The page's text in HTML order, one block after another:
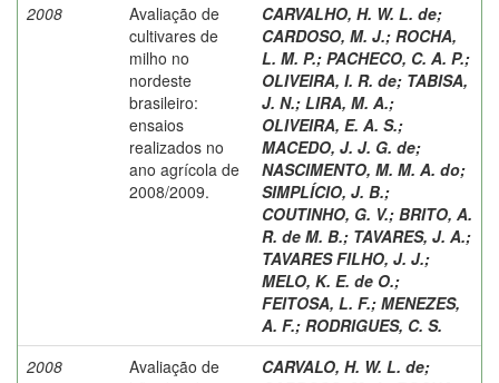
2008
Avaliação de
cultivares de
milho no
nordeste
brasileiro:
ensaios
realizados no
ano agrícola de
2008/2009.
CARVALHO, H. W. L. de;
CARDOSO, M. J.; ROCHA,
L. M. P.; PACHECO, C. A. P.;
OLIVEIRA, I. R. de; TABISA,
J. N.; LIRA, M. A.;
OLIVEIRA, E. A. S.;
MACEDO, J. J. G. de;
NASCIMENTO, M. M. A. do;
SIMPLÍCIO, J. B.;
COUTINHO, G. V.; BRITO, A.
R. de M. B.; TAVARES, J. A.;
TAVARES FILHO, J. J.;
MELO, K. E. de O.;
FEITOSA, L. F.; MENEZES,
A. F.; RODRIGUES, C. S.
2008
Avaliação de
CARVALO, H. W. L. de;